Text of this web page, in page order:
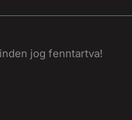
jog fenntartva!